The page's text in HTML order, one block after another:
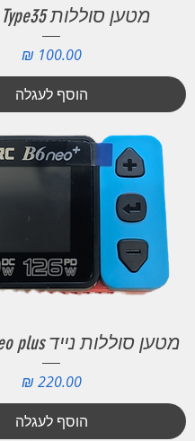
מטען סוללות SKYRC Type35
מחיר‏100.00 ‏₪
הוסף לעגלה
מטען סוללות נייד SKYRC B6neo plus
מחיר‏220.00 ‏₪
הוסף לעגלה